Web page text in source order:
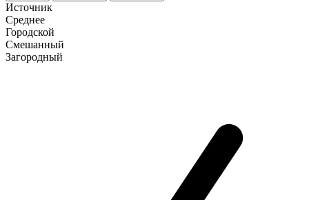
Источник
Среднее
Городской
Смешанный
Загородный